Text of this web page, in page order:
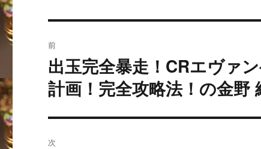
稿
ナ
ゲ
前
過
去
の
投
出玉完全暴走！CRエヴァ
計画！完全攻略法！の金
次